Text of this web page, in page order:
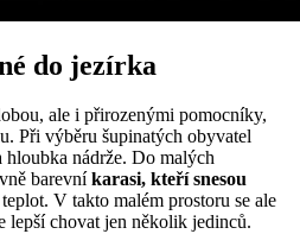
do jezírka
ale i přirozenými pomocníky,
Při výběru šupinatých obyvatel
nádrže. Do malých
barevníkarasi, kteří snesou
V takto malém prostoru se ale
lepší chovat jen několik jedinců.